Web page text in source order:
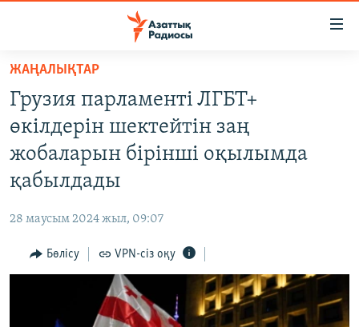
Skip
main
content
to
main
Skip
Search
САЯСАТ
AZATTYQTV
ҚАҢТАР ОҚИҒАСЫ
ӘЛЕУМЕТ
ӘЛЕМ
АРНАЙЫ ЖОБАЛАР
ЖАҢАЛЫҚТАР
Грузия парламенті ЛГБТ+
өкілдерін шектейтін заң
жобаларын бірінші оқылымда
қабылдады
28 маусым 2024 жыл, 09:07
Бөлісу VPN-сіз оқу